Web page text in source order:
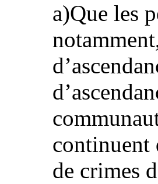
a)Que les
continuent
de crimes